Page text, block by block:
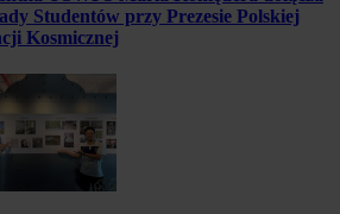
Studentów przy Prezesie Polskiej
Kosmicznej